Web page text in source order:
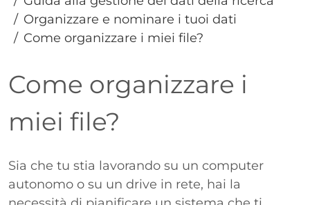
Organizzare e nominare i tuoi dati
Come organizzare i miei file?
Come organizzare i
miei file?
Paragrafo
Sia che tu stia lavorando su un computer
autonomo o su un drive in rete, hai la